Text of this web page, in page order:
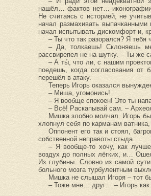
нашёл… фактов нет…
Не считаясь с историей, не
начал размахивать
начал испытывать дискомфорт и,
– Ты что так разорался? Я
– Да, толкаешь! Склоняешь
рассвирепел не на шутку. – Ты же
– А ты́, что ли, с нашим
поедешь, когда согласования
перешёл в атаку.
Теперь Игорь оказался
– Миша, угомонись!
– Я вообще спокоен! Это ты
– Всё! Раскапывай сам. –
Мишка злобно молчал. Игорь
хлопнул себя по карманам
Оппонент его так и стоял,
собственной неправоты стыда.
– Я вообще-то хочу, как
воздух до полных лёгких, и…
Из глубины. Словно из самой
больного мозга турбулентным
Мишка не слышал Игоря – тот
– Тоже мне… друг… – Игорь